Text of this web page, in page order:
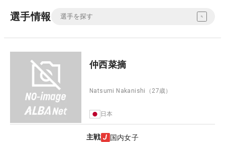
選手情報
仲西菜摘
Natsumi Nakanishi （27歳）
日本
主戦 国内女子